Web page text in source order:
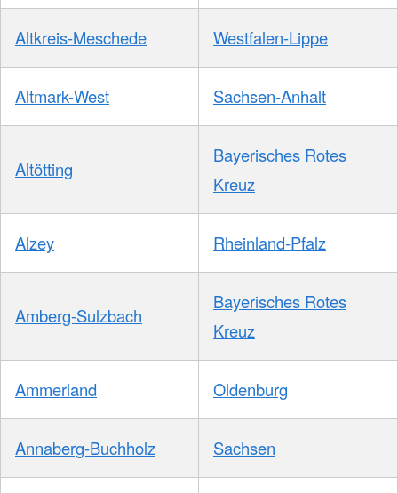
Altkreis-Meschede Westfalen-Lippe
Altmark-West Sachsen-Anhalt
Altötting
Bayerisches Rotes
Kreuz
Alzey Rheinland-Pfalz
Amberg-Sulzbach
Bayerisches Rotes
Kreuz
Ammerland Oldenburg
Annaberg-Buchholz Sachsen